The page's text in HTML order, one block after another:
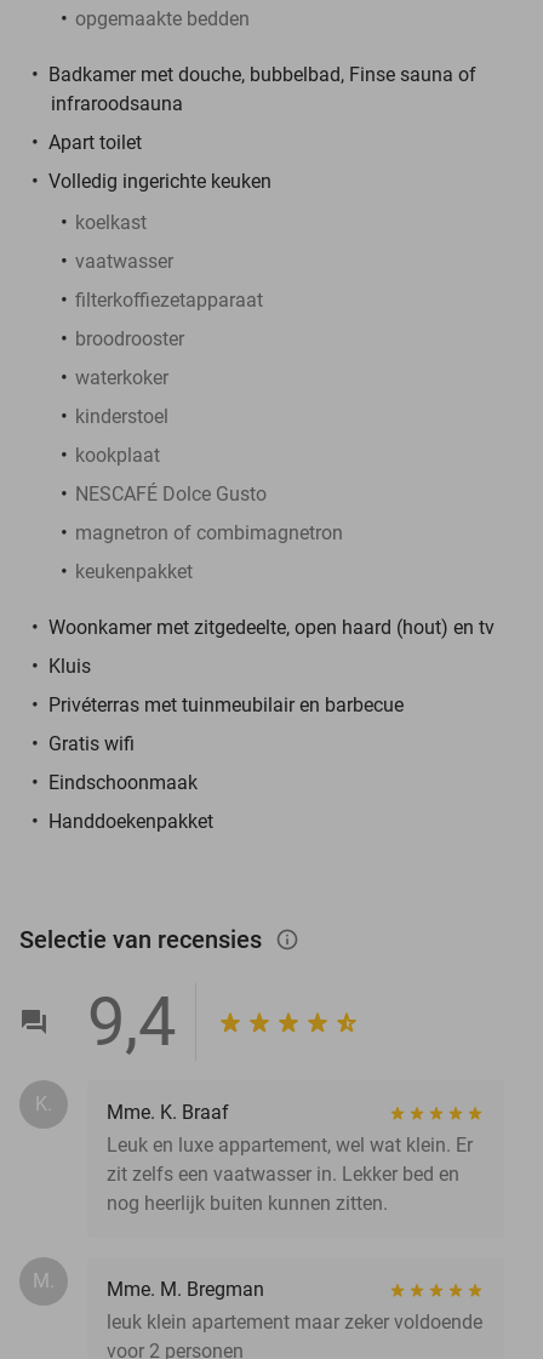
opgemaakte bedden
Badkamer met douche, bubbelbad, Finse sauna of
infraroodsauna
Apart toilet
Volledig ingerichte keuken
koelkast
vaatwasser
filterkoffiezetapparaat
broodrooster
waterkoker
kinderstoel
kookplaat
NESCAFÉ Dolce Gusto
magnetron of combimagnetron
keukenpakket
Woonkamer met zitgedeelte, open haard (hout) en tv
Kluis
Privéterras met tuinmeubilair en barbecue
Gratis wifi
Eindschoonmaak
Handdoekenpakket
Selectie van recensies info_outlined
9,4
K.
Mme. K. Braaf
Leuk en luxe appartement, wel wat klein. Er
zit zelfs een vaatwasser in. Lekker bed en
nog heerlijk buiten kunnen zitten.
M.
Mme. M. Bregman
leuk klein apartement maar zeker voldoende
voor 2 personen